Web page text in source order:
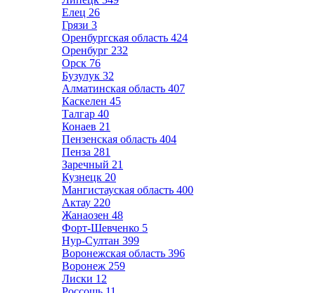
Елец 26
Грязи 3
Оренбургская область 424
Оренбург 232
Орск 76
Бузулук 32
Алматинская область 407
Каскелен 45
Талгар 40
Конаев 21
Пензенская область 404
Пенза 281
Заречный 21
Кузнецк 20
Мангистауская область 400
Актау 220
Жанаозен 48
Форт-Шевченко 5
Нур-Султан 399
Воронежская область 396
Воронеж 259
Лиски 12